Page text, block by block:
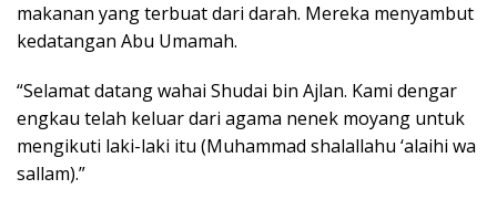
makanan yang terbuat dari darah. Mereka menyambut
kedatangan Abu Umamah.
“Selamat datang wahai Shudai bin Ajlan. Kami dengar
engkau telah keluar dari agama nenek moyang untuk
mengikuti laki-laki itu (Muhammad shalallahu ‘alaihi wa
sallam).”